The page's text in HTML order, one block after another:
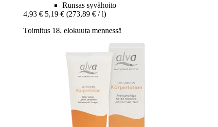
Runsas syvähoito
4,93 € 5,19 € (273,89 € / l)
Toimitus 18. elokuuta mennessä